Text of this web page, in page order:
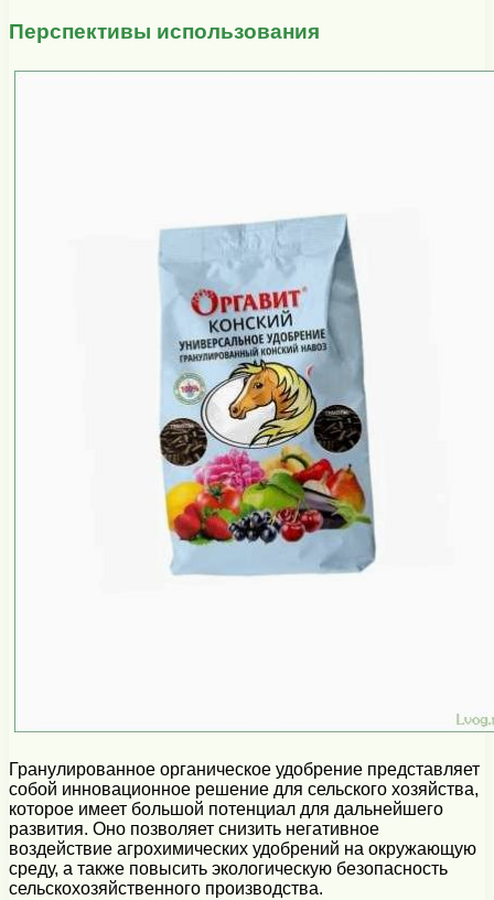
Перспективы использования
Гранулированное органическое удобрение представляет
собой инновационное решение для сельского хозяйства,
которое имеет большой потенциал для дальнейшего
развития. Оно позволяет снизить негативное
воздействие агрохимических удобрений на окружающую
среду, а также повысить экологическую безопасность
сельскохозяйственного производства.